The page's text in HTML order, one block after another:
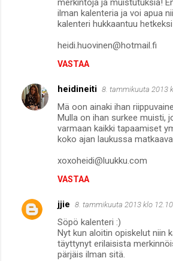
merkintöjä ja muistutuksia!
ilman kalenteria ja voi apua
kalenteri hukkaantuu
heidi.huovinen@hotmail.fi
VASTAA
heidineiti 8. tammikuuta 2013
Mä oon ainaki ihan
Mulla on ihan surkee muisti,
varmaan kaikki tapaamiset
koko ajan laukussa
xoxoheidi@luukku.com
VASTAA
jjie 8. tammikuuta 2013 klo 12.10
Söpö kalenteri :)
Nyt kun aloitin opiskelut niin
täyttynyt erilaisista
pärjäis ilman sitä.